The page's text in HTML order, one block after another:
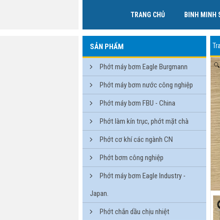
TRANG CHỦ BINH MINH
SẢN PHẨM
Phớt máy bơm Eagle Burgmann
Phớt máy bơm nước công nghiệp
Phớt máy bơm FBU - China
Phớt làm kín trục, phớt mặt chà
Phớt cơ khí các ngành CN
Phớt bơm công nghiệp
Phớt máy bơm Eagle Industry -
Japan.
Phớt chắn dầu chịu nhiệt